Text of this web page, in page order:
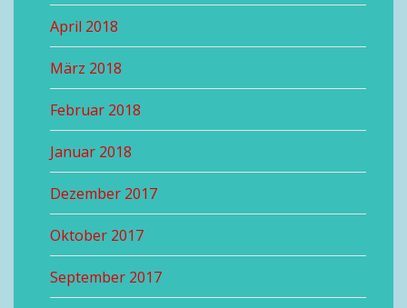
April 2018
März 2018
Februar 2018
Januar 2018
Dezember 2017
Oktober 2017
September 2017